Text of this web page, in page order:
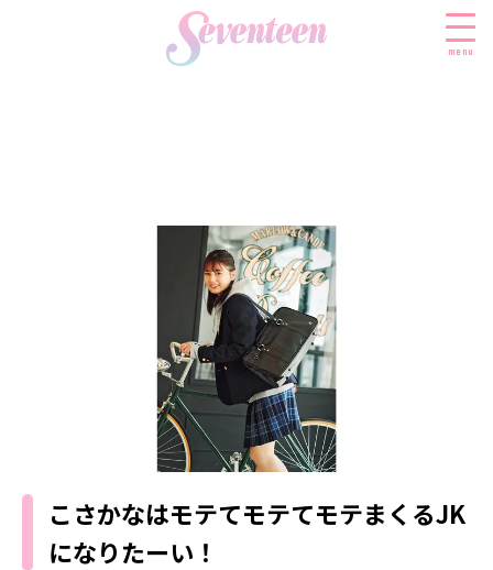
menu
ファッションニュース
ビューティニュース
トレンドメイク
ベストコスメ
ヘアアレンジ・ヘアケア
スクールニュース
学校ヘアメイク
勉強・受験・進路
ENTERTAINMENT
エンタメニュース
LIFESTYLE
ライフスタイルニュース
JKランキング・アワード
モデルの購入品
おでかけ
MODELS
MODEL'S BLOG
こさかなはモテてモテてモテまくるJK
になりたーい！